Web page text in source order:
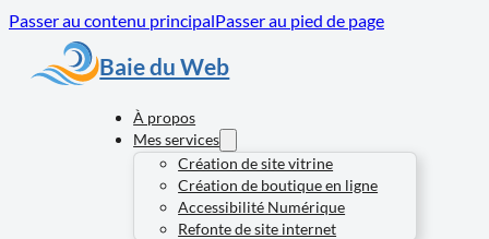
Passer au contenu principalPasser au pied de page
Baie du Web
À propos
Mes services
Création de site vitrine
Création de boutique en ligne
Accessibilité Numérique
Refonte de site internet